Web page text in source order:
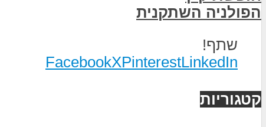
הפולניה השתקנית
שתף!
FacebookXPinterestLinkedIn
קטגוריות